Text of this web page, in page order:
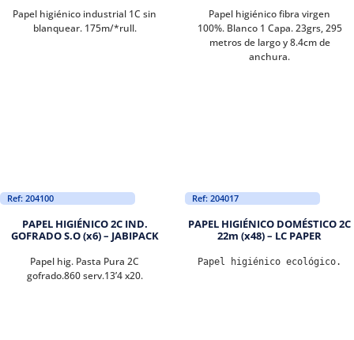
Papel higiénico industrial 1C sin
blanquear. 175m/*rull.
Papel higiénico fibra virgen
100%. Blanco 1 Capa. 23grs, 295
metros de largo y 8.4cm de
anchura.
Ref: 204100
PAPEL HIGIÉNICO 2C IND.
GOFRADO S.O (x6) – JABIPACK
Papel hig. Pasta Pura 2C
gofrado.860 serv.13’4 x20.
Ref: 204017
PAPEL HIGIÉNICO DOMÉSTICO 2C
22m (x48) – LC PAPER
Papel higiénico ecológico.